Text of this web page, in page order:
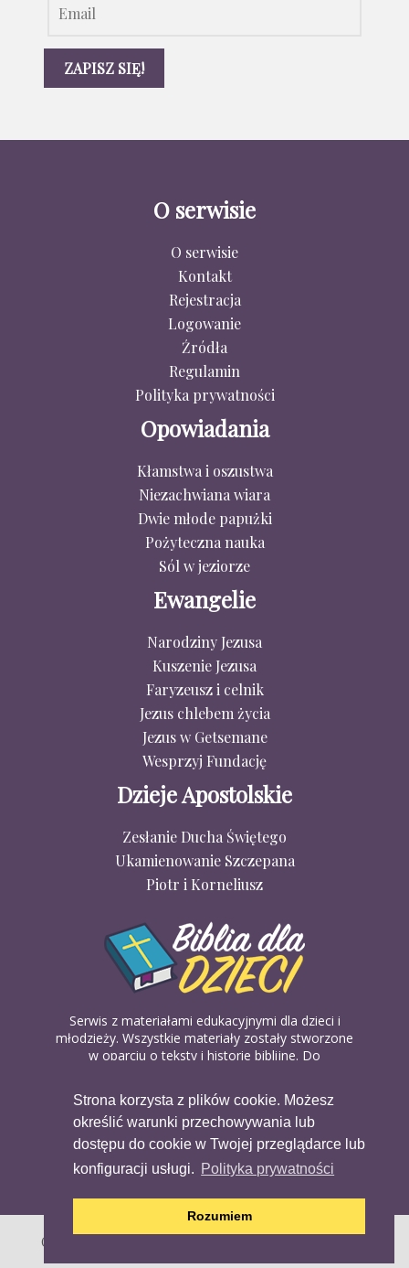
Strona korzysta z plików cookie. Możesz
określić warunki przechowywania lub
dostępu do cookie w Twojej przeglądarce lub
konfiguracji usługi. Polityka prywatności
Rozumiem
O serwisie
O serwisie
Kontakt
Rejestracja
Logowanie
Źródła
Regulamin
Polityka prywatności
Opowiadania
Kłamstwa i oszustwa
Niezachwiana wiara
Dwie młode papużki
Pożyteczna nauka
Sól w jeziorze
Ewangelie
Narodziny Jezusa
Kuszenie Jezusa
Faryzeusz i celnik
Jezus chlebem życia
Jezus w Getsemane
Wesprzyj Fundację
Dzieje Apostolskie
Zesłanie Ducha Świętego
Ukamienowanie Szczepana
Piotr i Korneliusz
Serwis z materiałami edukacyjnymi dla dzieci i
młodzieży. Wszystkie materiały zostały stworzone
w oparciu o teksty i historie biblijne. Do
biblijnych. Można je pobierać, drukować i
udostępniać bez żadnych opłat. Materiałów
dostępnych na serwisie nie można wykorzystywać
w celach komercyjnych.
Copyright (c) 2020 Copyright Holder All Rights Reserved.